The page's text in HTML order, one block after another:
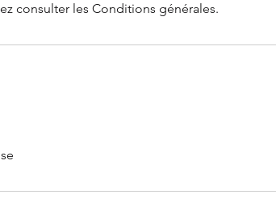
consulter les Conditions générales.